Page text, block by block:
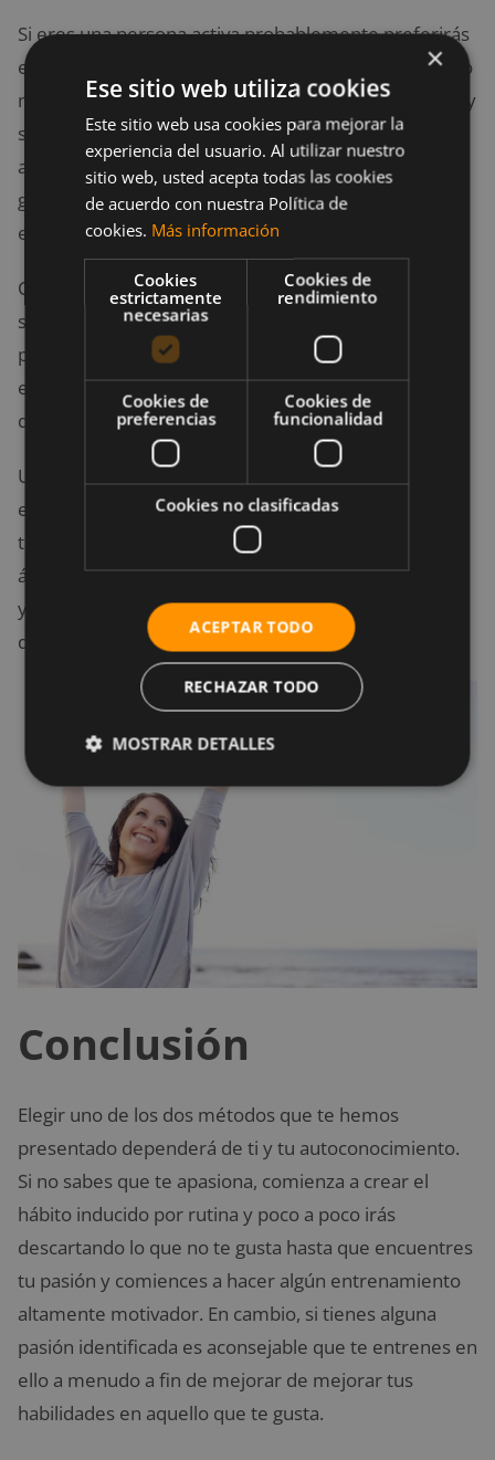
Si eres una persona activa probablemente preferirás
ejercicios que involucren bailes o deportes de mucho
movimiento como gimnasia. Si eres una persona muy
social preferirás hacer cualquier entrenamiento
acompañado de otras personas, como ir a un
gimnasio, participar en maratoneso en deportes de
equipo.
Cuando tu carácter te lleva más a la tranquilidad, la
serenidad o incluso a la soledad, seguramente
preferirás establecer una rutina de entrenamiento
en casa comomeditación, taichí o máquinas
deportivas en casa.
Una vez identifiques tu pasión, investiga todo sobre
ella, quienes lo practican, su origen, las últimas
técnicas que se aplica, las apps desarrolladas en esa
área. Realizándo eso, comenzarás a sentirte cómodo
y apasionado con cualquier rutina que decidas
desarrollar.
Conclusión
Elegir uno de los dos métodos que te hemos
presentado dependerá de ti y tu autoconocimiento.
Si no sabes que te apasiona, comienza a crear el
hábito inducido por rutina y poco a poco irás
descartando lo que no te gusta hasta que encuentres
tu pasión y comiences a hacer algún entrenamiento
altamente motivador. En cambio, si tienes alguna
pasión identificada es aconsejable que te entrenes en
ello a menudo a fin de mejorar de mejorar tus
habilidades en aquello que te gusta.
×
Ese sitio web utiliza cookies
Este sitio web usa cookies para mejorar la
experiencia del usuario. Al utilizar nuestro
sitio web, usted acepta todas las cookies
de acuerdo con nuestra Política de
cookies. Más información
Cookies
estrictamente
necesarias
Cookies de
rendimiento
Cookies de
preferencias
Cookies de
funcionalidad
Cookies no clasificadas
ACEPTAR TODO
RECHAZAR TODO
MOSTRAR DETALLES